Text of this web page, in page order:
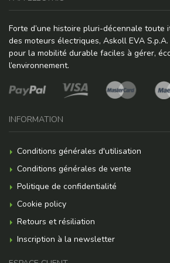
Forte d’une histoire pluri-décennale toute
des moteurs électriques, Askoll EVA
pour la mobilité durable faciles à gérer,
l’environnement.
INFORMATION
Conditions générales d'utilisation
Conditions générales de vente
Politique de confidentialité
Cookie policy
Retours et résiliation
Inscription à la newsletter